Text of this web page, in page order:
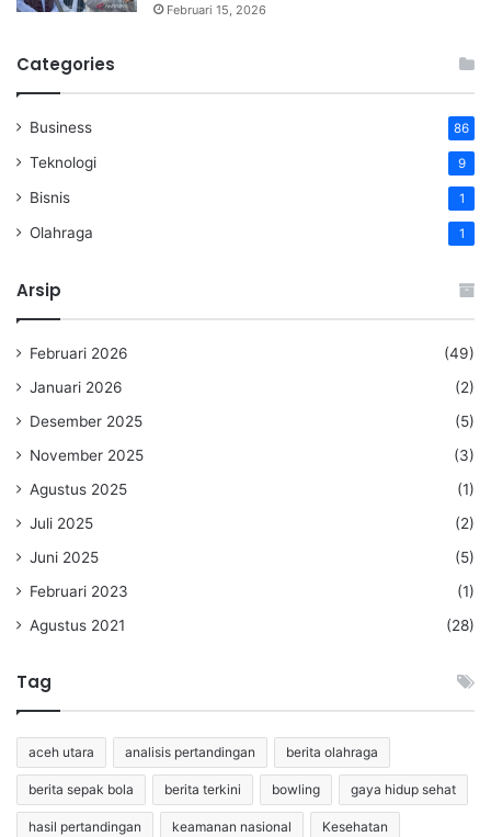
Februari 15, 2026
Categories
Business 86
Teknologi 9
Bisnis 1
Olahraga 1
Arsip
Februari 2026
(49)
Januari 2026
(2)
Desember 2025
(5)
November 2025
(3)
Agustus 2025
(1)
Juli 2025
(2)
Juni 2025
(5)
Februari 2023
(1)
Agustus 2021
(28)
Tag
aceh utara analisis pertandingan berita olahraga
berita sepak bola berita terkini bowling gaya hidup sehat
hasil pertandingan keamanan nasional Kesehatan